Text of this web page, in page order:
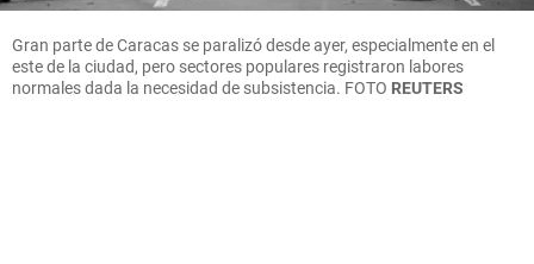
Gran parte de Caracas se paralizó desde ayer, especialmente en el
este de la ciudad, pero sectores populares registraron labores
normales dada la necesidad de subsistencia. FOTO REUTERS